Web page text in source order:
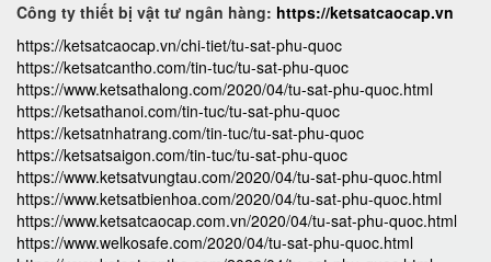
Công ty thiết bị vật tư ngân hàng: https://ketsatcaocap.vn
https://ketsatcaocap.vn/chi-tiet/tu-sat-phu-quoc
https://ketsatcantho.com/tin-tuc/tu-sat-phu-quoc
https://www.ketsathalong.com/2020/04/tu-sat-phu-quoc.html
https://ketsathanoi.com/tin-tuc/tu-sat-phu-quoc
https://ketsatnhatrang.com/tin-tuc/tu-sat-phu-quoc
https://ketsatsaigon.com/tin-tuc/tu-sat-phu-quoc
https://www.ketsatvungtau.com/2020/04/tu-sat-phu-quoc.html
https://www.ketsatbienhoa.com/2020/04/tu-sat-phu-quoc.html
https://www.ketsatcaocap.com.vn/2020/04/tu-sat-phu-quoc.html
https://www.welkosafe.com/2020/04/tu-sat-phu-quoc.html